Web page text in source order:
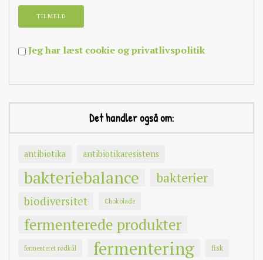
Jeg har læst cookie og privatlivspolitik
Det handler også om:
antibiotika antibiotikaresistens
bakteriebalance bakterier
biodiversitet Chokolade
fermenterede produkter
fermenteret rødkål fermentering fisk